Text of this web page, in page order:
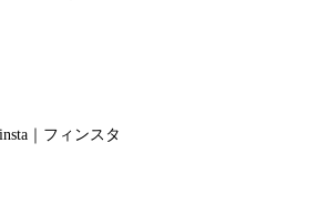
｜フィンスタ